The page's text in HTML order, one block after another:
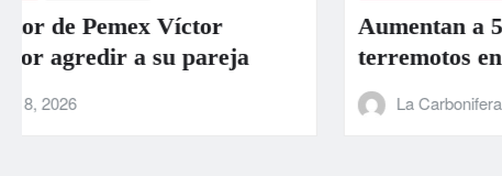
Aumentan a 589 los muertos por los
terremotos en Venezuela